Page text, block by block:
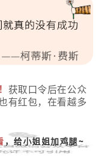
获取口令后在公众
有红包，在看越多
，给小姐姐加鸡腿~